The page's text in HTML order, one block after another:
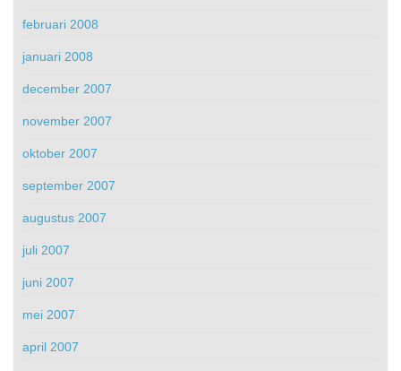
februari 2008
januari 2008
december 2007
november 2007
oktober 2007
september 2007
augustus 2007
juli 2007
juni 2007
mei 2007
april 2007